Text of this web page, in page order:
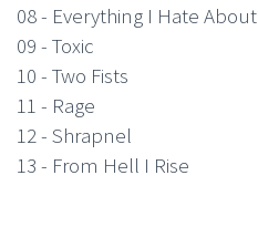
08 - Everything I Hate About
09 - Toxic
10 - Two Fists
11 - Rage
12 - Shrapnel
13 - From Hell I Rise